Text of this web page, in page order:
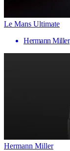
Le Mans Ultimate
Hermann Miller
Hermann Miller